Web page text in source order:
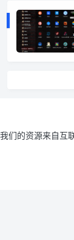
我们的资源来自互